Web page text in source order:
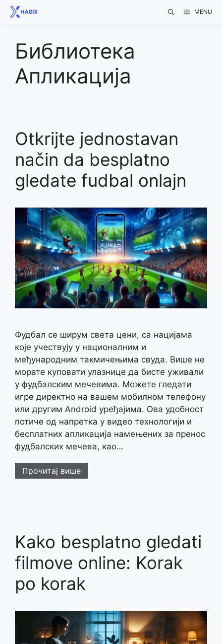
Skip
MENU
Библиотека
Апликација
Otkrijte jednostavan
način da besplatno
gledate fudbal onlajn
Фудбал се ширум света цени, са нацијама
које учествују у националним и
међународним такмичењима свуда. Више не
морате куповати улазнице да бисте уживали
у фудбалским мечевима. Можете гледати
игре директно на вашем мобилном телефону
или другим Android уређајима. Ова удобност
потиче од напретка у видео технологији и
бесплатних апликација намењених за пренос
фудбалских мечева, као…
Прочитај више
Kako besplatno gledati
filmove online: Korak
po korak